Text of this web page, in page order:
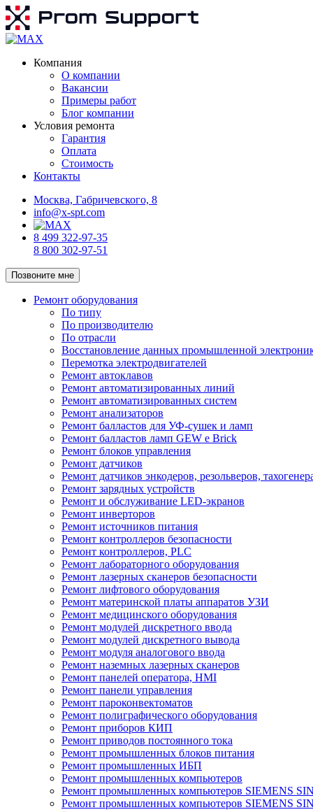
Компания
О компании
Вакансии
Примеры работ
Блог компании
Условия ремонта
Гарантия
Оплата
Стоимость
Контакты
Москва, Габричевского, 8
info@x-spt.com
8 499 322-97-35
8 800 302-97-51
Позвоните мне
Ремонт оборудования
По типу
По производителю
По отрасли
Восстановление данных промышленной
Перемотка электродвигателей
Ремонт автоклавов
Ремонт автоматизированных линий
Ремонт автоматизированных систем
Ремонт анализаторов
Ремонт балластов для УФ-сушек и ламп
Ремонт балластов ламп GEW e Brick
Ремонт блоков управления
Ремонт датчиков
Ремонт датчиков энкодеров, резольверов,
Ремонт зарядных устройств
Ремонт и обслуживание LED-экранов
Ремонт инверторов
Ремонт источников питания
Ремонт контроллеров безопасности
Ремонт контроллеров, PLC
Ремонт лабораторного оборудования
Ремонт лазерных сканеров безопасности
Ремонт лифтового оборудования
Ремонт материнской платы аппаратов УЗИ
Ремонт медицинского оборудования
Ремонт модулей дискретного ввода
Ремонт модулей дискретного вывода
Ремонт модуля аналогового ввода
Ремонт наземных лазерных сканеров
Ремонт панелей оператора, HMI
Ремонт панели управления
Ремонт пароконвектоматов
Ремонт полиграфического оборудования
Ремонт приборов КИП
Ремонт приводов постоянного тока
Ремонт промышленных блоков питания
Ремонт промышленных ИБП
Ремонт промышленных компьютеров
Ремонт промышленных компьютеров SIEMENS
Ремонт промышленных компьютеров SIEMENS